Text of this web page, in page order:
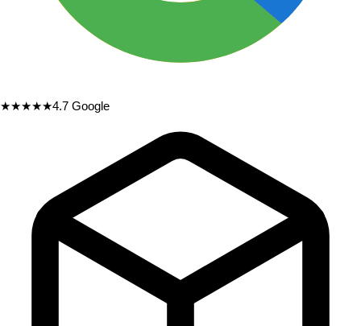
★★★★★4.7 Google